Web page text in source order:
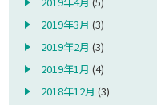
2019年3月 (3)
2019年2月 (3)
2019年1月 (4)
2018年12月 (3)